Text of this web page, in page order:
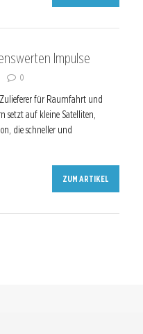
Impulse
0
für Raumfahrt und
setzt auf kleine Satelliten,
die schneller und
ZUM ARTIKEL